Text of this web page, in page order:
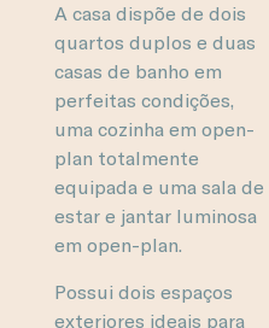
A casa dispõe de dois
quartos duplos e duas
casas de banho em
perfeitas condições,
uma cozinha em open-
plan totalmente
equipada e uma sala de
estar e jantar luminosa
em open-plan.
Possui dois espaços
exteriores ideais para